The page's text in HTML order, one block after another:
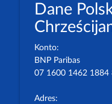
Dane
Konto:
BNP Paribas
07 1600 1462 1884
Adres: